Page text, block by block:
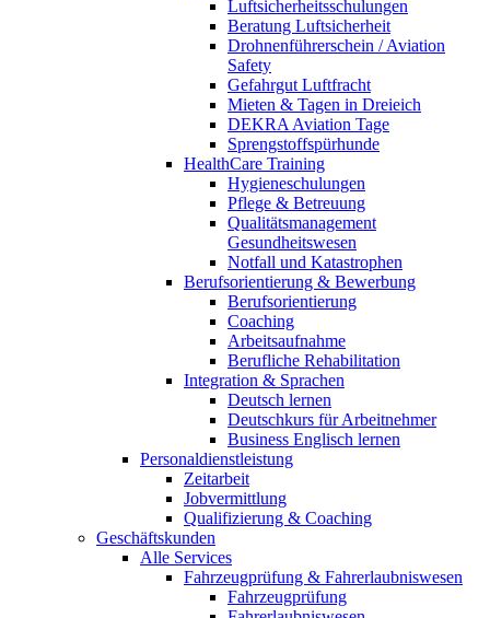
Luftsicherheitsschulungen
Beratung Luftsicherheit
Drohnenführerschein / Aviation
Safety
Gefahrgut Luftfracht
Mieten & Tagen in Dreieich
DEKRA Aviation Tage
Sprengstoffspürhunde
HealthCare Training
Hygieneschulungen
Pflege & Betreuung
Qualitätsmanagement
Gesundheitswesen
Notfall und Katastrophen
Berufsorientierung & Bewerbung
Berufsorientierung
Coaching
Arbeitsaufnahme
Berufliche Rehabilitation
Integration & Sprachen
Deutsch lernen
Deutschkurs für Arbeitnehmer
Business Englisch lernen
Personaldienstleistung
Zeitarbeit
Jobvermittlung
Qualifizierung & Coaching
Geschäftskunden
Alle Services
Fahrzeugprüfung & Fahrerlaubniswesen
Fahrzeugprüfung